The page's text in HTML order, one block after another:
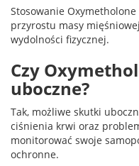
Stosowanie
przyrostu masy
wydolności fizycznej.
Czy
uboczne?
Tak, możliwe skutki
ciśnienia krwi oraz
monitorować swoje
ochronne.